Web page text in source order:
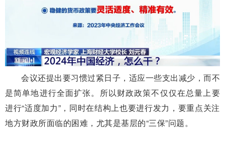
会议还提出要习惯过紧日子，适应一些支出减少，而不
是简单地进行全面扩张。所以财政政策不仅仅在总量上要
进行“适度加力”，同时在结构上也要进行发力，要重点关注
地方财政所面临的困难，尤其是基层的“三保”问题。